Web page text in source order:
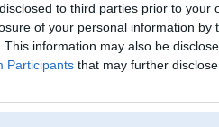
to third parties prior to
of your personal information by
This information may also be
Participants that may further
Ziņojumi forumā:
[Pēdējie